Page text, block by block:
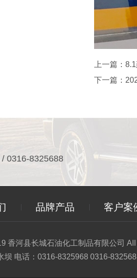
上一篇：
下一篇：
0316-8325688
品牌产品 客户案
香河县长城石油化工制品有限公司
坝 电话：0316-8325968 0316-